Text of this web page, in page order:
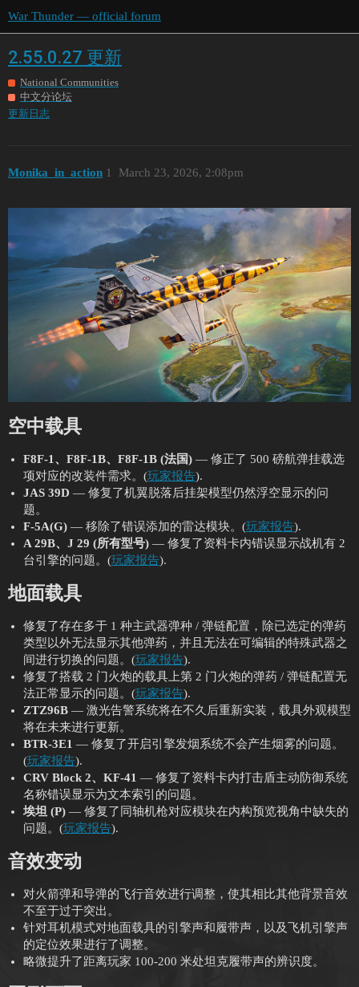
War Thunder — official forum
2.55.0.27 更新
National Communities
中文分论坛
更新日志
Monika_in_action March 23, 2026, 2:08pm
1
空中载具
F8F-1、F8F-1B、F8F-1B (法国)— 修正了 500 磅航弹挂载选
项对应的改装件需求。(玩家报告).
JAS 39D — 修复了机翼脱落后挂架模型仍然浮空显示的问
题。
F-5A(G)— 移除了错误添加的雷达模块。(玩家报告).
A 29B、J 29 (所有型号)— 修复了资料卡内错误显示战机有 2
台引擎的问题。(玩家报告).
地面载具
修复了存在多于 1 种主武器弹种 / 弹链配置，除已选定的弹药
类型以外无法显示其他弹药，并且无法在可编辑的特殊武器之
间进行切换的问题。(玩家报告).
修复了搭载 2 门火炮的载具上第 2 门火炮的弹药 / 弹链配置无
法正常显示的问题。(玩家报告).
ZTZ96B— 激光告警系统将在不久后重新实装，载具外观模型
将在未来进行更新。
BTR-3E1 — 修复了开启引擎发烟系统不会产生烟雾的问题。
(玩家报告).
CRV Block 2、KF-41 — 修复了资料卡内打击盾主动防御系统
名称错误显示为文本索引的问题。
埃坦 (P)— 修复了同轴机枪对应模块在内构预览视角中缺失的
问题。(玩家报告).
音效变动
对火箭弹和导弹的飞行音效进行调整，使其相比其他背景音效
不至于过于突出。
针对耳机模式对地面载具的引擎声和履带声，以及飞机引擎声
的定位效果进行了调整。
略微提升了距离玩家 100-200 米处坦克履带声的辨识度。